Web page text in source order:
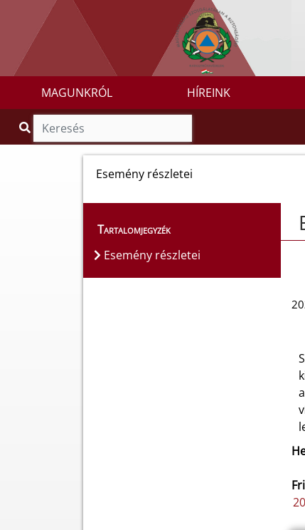
MAGUNKRÓL HÍREINK
Esemény részletei
Tartalomjegyzék
Esemény részletei